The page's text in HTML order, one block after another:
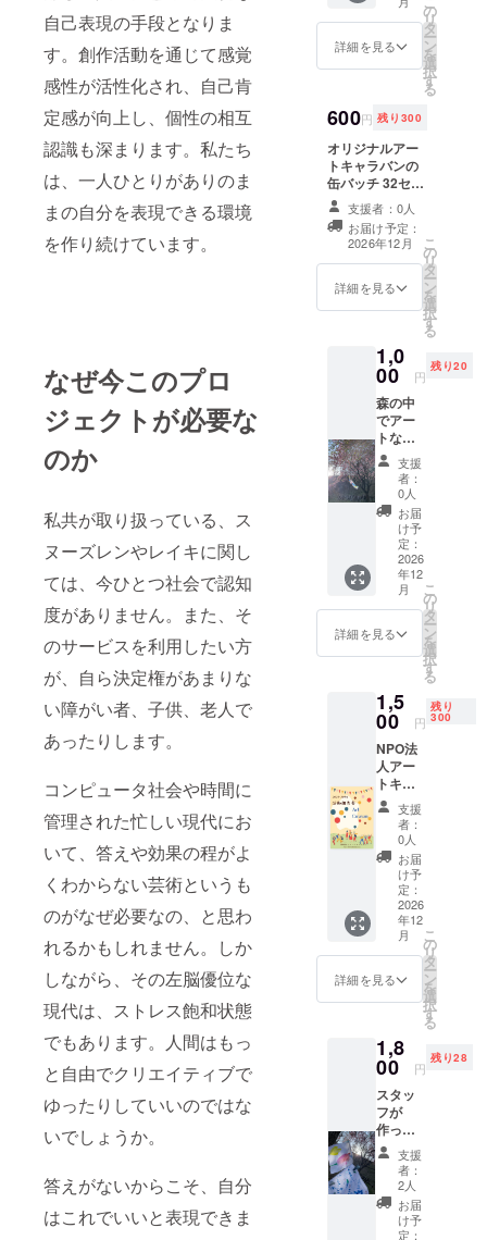
自己表現の手段となりま
す。創作活動を通じて感覚
感性が活性化され、自己肯
定感が向上し、個性の相互
認識も深まります。私たち
は、一人ひとりがありのま
まの自分を表現できる環境
を作り続けています。
なぜ今このプロ
ジェクトが必要な
のか
私共が取り扱っている、ス
ヌーズレンやレイキに関し
ては、今ひとつ社会で認知
度がありません。また、そ
のサービスを利用したい方
が、自ら決定権があまりな
い障がい者、子供、老人で
あったりします。
コンピュータ社会や時間に
管理された忙しい現代にお
いて、答えや効果の程がよ
くわからない芸術というも
のがなぜ必要なの、と思わ
れるかもしれません。しか
しながら、その左脳優位な
現代は、ストレス飽和状態
でもあります。人間はもっ
と自由でクリエイティブで
ゆったりしていいのではな
いでしょうか。
答えがないからこそ、自分
はこれでいいと表現できま
を支援
者限定
で配信
しま
す。イ
の雰囲
気を動
画でお
楽しみ
くださ
メール
でのお
送りと
なりま
すの
スはお
間違え
なきよ
うよろ
しくお
願いし
ます。
制作予
定 ・収
録時
間：5分
間 ・提
供方
法：
メール
にURL
を記載
作は、
2026.12
月まで
に行
い、
2027年
1月頭に
お送り
しま
す。
・視聴
可能期
間：
2027年
3月末ま
詳細を見る
の
リ
タ
ー
ン
を
選
択
す
る
600円 残り300
オリジナルアー
トキャラバンの
缶バッチ 32セン
チ 送料込み 送付
するので、お名
前、ご住所、電
話番号記入もれ
ないようよろし
くお願いしま
支援者：0人
お届け予定：
2026年12月
詳細を見る
こ
の
リ
タ
ー
ン
を
選
択
す
る
1,0
00 円
残り20
森の中
でアー
トなハ
ンカチ
づくり
記念と
して 羽
の首飾
り 数量
限定20
個 送料
込み 送
付しま
すので
住所、
氏名、
号をご
記入く
ださ
い。
支援
者：
0人
お届
け予
定：
2026
年12
月
詳細を見る
こ
の
リ
タ
ー
ン
を
選
択
す
る
1,5
00 円
残り
300
NPO法
人アー
トキャ
ラバン
の活動
報告小
冊子 送
料込み
送付し
ますの
で住所
氏名電
話番号
のご記
入お願
いいた
す。
支援
者：
0人
お届
け予
定：
2026
年12
月
詳細を見る
こ
の
リ
タ
ー
ン
を
選
択
す
る
1,8
00 円
残り28
スタッ
フが
作った
森の
アート
なハン
カチを1
枚お送
りしま
支援
者：
2人
お届
け予
定：